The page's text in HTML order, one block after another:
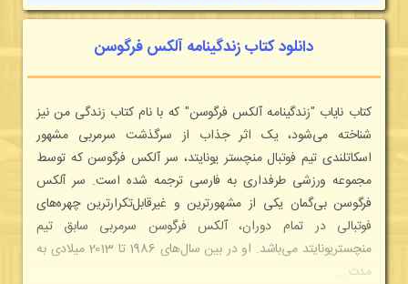
دانلود کتاب زندگینامه آلکس فرگوسن
کتاب نایاب "زندگینامه آلکس فرگوسن" که با نام کتاب زندگی من نیز
شناخته می‌شود، یک اثر جذاب از سرگذشت سرمربی مشهور
اسکاتلندی تیم فوتبال منچستر یونایتد، سر آلکس فرگوسن که توسط
مجموعه ورزشی طرفداری به فارسی ترجمه شده است. سر آلکس
فرگوسن بی‌گمان یکی از مشهورترین و غیرقابل‌تکرارترین چهره‌های
فوتبالی در تمام دوران، آلکس فرگوسن سرمربی سابق تیم
منچستریونایتد می‌باشد. او در بین سال‌های 1986 تا 2013 میلادی به
مدت...